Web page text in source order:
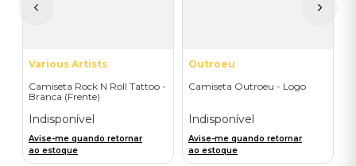
Various Artists
Camiseta Rock N Roll Tattoo -
Branca (Frente)
Indisponível
Avise-me quando retornar
ao estoque
Outroeu
Camiseta Outroeu - Logo
Indisponível
Avise-me quando retornar
ao estoque